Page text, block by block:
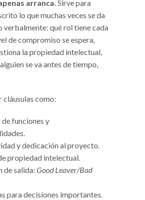
arranca. Sirve para
lo que muchas veces se da
verbalmente: qué rol tiene cada
de compromiso se espera,
la propiedad intelectual,
se va antes de tiempo,
cláusulas como:
funciones y
y dedicación al proyecto.
propiedad intelectual.
de salida: Good Leaver/Bad
para decisiones importantes.